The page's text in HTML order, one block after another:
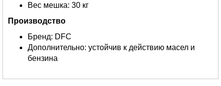
Вес мешка: 30 кг
Производство
Бренд: DFC
Дополнительно: устойчив к действию масел и
бензина